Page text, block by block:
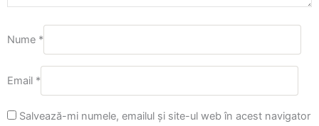
Nume *
Email *
Salvează-mi numele, emailul și site-ul web în acest navigator